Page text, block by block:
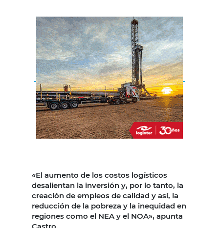
«El aumento de los costos logísticos
desalientan la inversión y, por lo tanto, la
creación de empleos de calidad y así, la
reducción de la pobreza y la inequidad en
regiones como el NEA y el NOA», apunta
Castro.